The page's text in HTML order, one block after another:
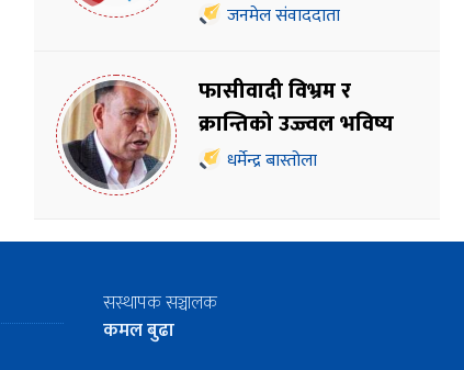
जनमेल संवाददाता
फासीवादी विभ्रम र
क्रान्तिको उज्ज्वल भविष्य
धर्मेन्द्र बास्तोला
सस्थापक सञ्चालक
कमल बुढा